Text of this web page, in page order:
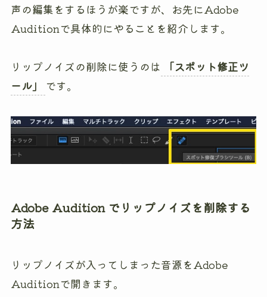
声の編集をするほうが楽ですが、お先にAdobe
Auditionで具体的にやることを紹介します。
リップノイズの削除に使うのは
「スポット修正ツ
ール」
です。
Adobe Audition でリップノイズを削除する
方法
リップノイズが入ってしまった音源をAdobe
Auditionで開きます。